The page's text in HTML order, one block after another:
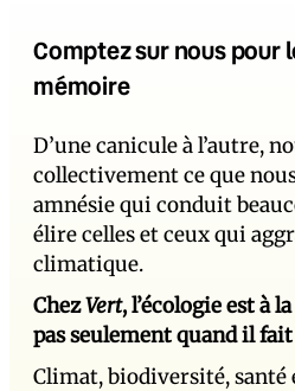
Comptez sur nous pour
mémoire
D’une canicule à l’autre,
collectivement ce que
amnésie qui conduit
élire celles et ceux qui
climatique.
ChezVert, l’écologie est à
pas seulement quand il
Climat, biodiversité,